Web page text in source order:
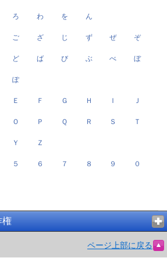
ろ わ を ん
ご ざ じ ず ぜ ぞ
ど ば び ぶ べ ぼ
ぽ
Ｅ Ｆ Ｇ Ｈ Ｉ Ｊ
Ｏ Ｐ Ｑ Ｒ Ｓ Ｔ
Ｙ Ｚ
５ ６ ７ ８ ９ ０
権
ページ上部に戻る